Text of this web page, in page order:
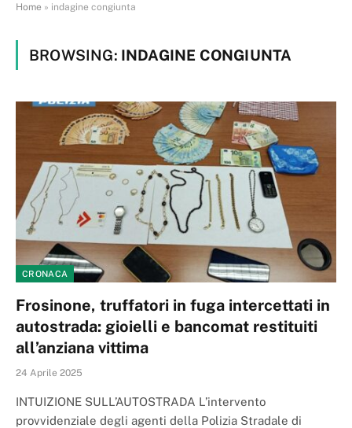
Home » indagine congiunta
BROWSING: INDAGINE CONGIUNTA
CRONACA
Frosinone, truffatori in fuga intercettati in
autostrada: gioielli e bancomat restituiti
all’anziana vittima
24 Aprile 2025
INTUIZIONE SULL’AUTOSTRADA L’intervento
provvidenziale degli agenti della Polizia Stradale di